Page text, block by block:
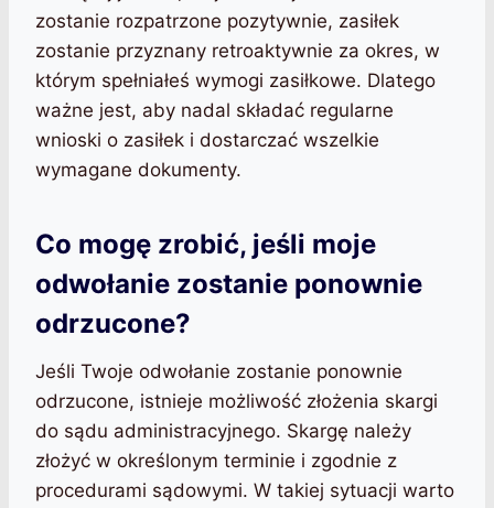
zostanie rozpatrzone pozytywnie, zasiłek
zostanie przyznany retroaktywnie za okres, w
którym spełniałeś wymogi zasiłkowe. Dlatego
ważne jest, aby nadal składać regularne
wnioski o zasiłek i dostarczać wszelkie
wymagane dokumenty.
Co mogę zrobić, jeśli moje
odwołanie zostanie ponownie
odrzucone?
Jeśli Twoje odwołanie zostanie ponownie
odrzucone, istnieje możliwość złożenia skargi
do sądu administracyjnego. Skargę należy
złożyć w określonym terminie i zgodnie z
procedurami sądowymi. W takiej sytuacji warto